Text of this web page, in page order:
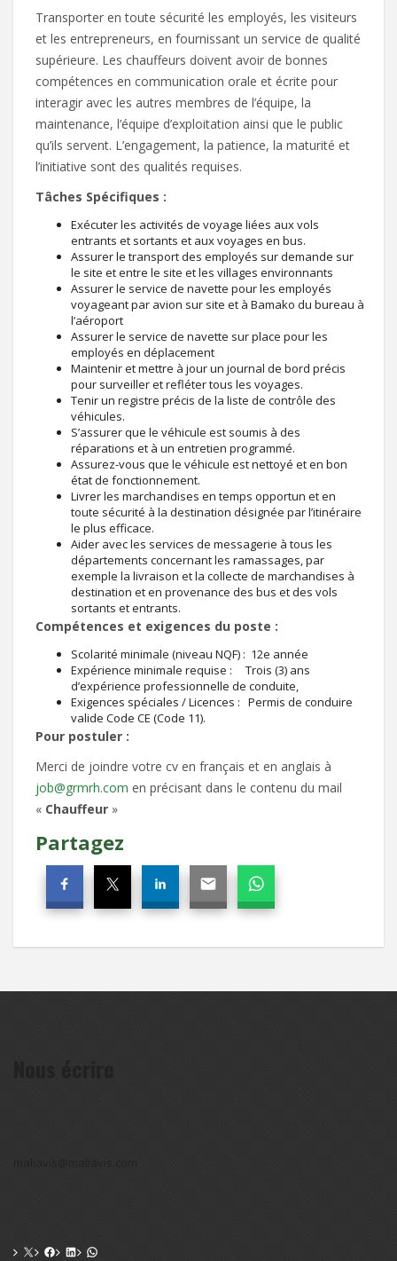
Transporter en toute sécurité les employés, les visiteurs
et les entrepreneurs, en fournissant un service de qualité
supérieure. Les chauffeurs doivent avoir de bonnes
compétences en communication orale et écrite pour
interagir avec les autres membres de l’équipe, la
maintenance, l’équipe d’exploitation ainsi que le public
qu’ils servent. L’engagement, la patience, la maturité et
l’initiative sont des qualités requises.
Tâches Spécifiques :
Exécuter les activités de voyage liées aux vols
entrants et sortants et aux voyages en bus.
Assurer le transport des employés sur demande sur
le site et entre le site et les villages environnants
Assurer le service de navette pour les employés
voyageant par avion sur site et à Bamako du bureau à
l’aéroport
Assurer le service de navette sur place pour les
employés en déplacement
Maintenir et mettre à jour un journal de bord précis
pour surveiller et refléter tous les voyages.
Tenir un registre précis de la liste de contrôle des
véhicules.
S’assurer que le véhicule est soumis à des
réparations et à un entretien programmé.
Assurez-vous que le véhicule est nettoyé et en bon
état de fonctionnement.
Livrer les marchandises en temps opportun et en
toute sécurité à la destination désignée par l’itinéraire
le plus efficace.
Aider avec les services de messagerie à tous les
départements concernant les ramassages, par
exemple la livraison et la collecte de marchandises à
destination et en provenance des bus et des vols
sortants et entrants.
Compétences et exigences du poste :
Scolarité minimale (niveau NQF) : 12e année
Expérience minimale requise : Trois (3) ans
d’expérience professionnelle de conduite,
Exigences spéciales / Licences : Permis de conduire
valide Code CE (Code 11).
Pour postuler :
Merci de joindre votre cv en français et en anglais à
job@grmrh.com en précisant dans le contenu du mail
« Chauffeur »
Partagez